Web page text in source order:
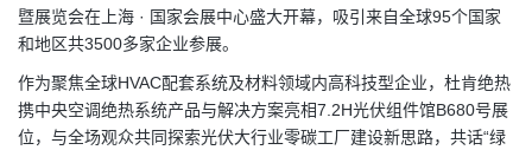
暨展览会在上海 · 国家会展中心盛大开幕，吸引来自全球95个国家
和地区共3500多家企业参展。
作为聚焦全球HVAC配套系统及材料领域内高科技型企业，杜肯绝热
携中央空调绝热系统产品与解决方案亮相7.2H光伏组件馆B680号展
位，与全场观众共同探索光伏大行业零碳工厂建设新思路，共话“绿